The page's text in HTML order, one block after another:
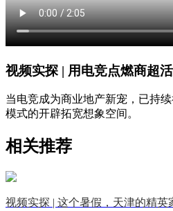
视频实探 | 用电竞点燃商超
当电竞成为商业地产新宠，已持
模式的开辟拓宽想象空间。
相关推荐
视频实探 | 这个暑假，天津的精英